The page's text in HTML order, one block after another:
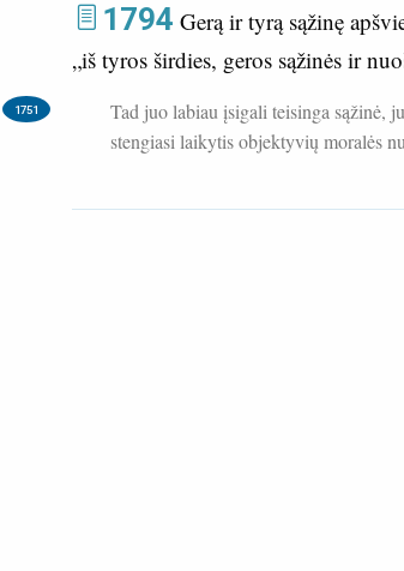
1794 Gerą ir tyrą sąžinę
„iš tyros širdies, geros sąžinės ir
1751
Tad juo labiau įsigali teisinga sąžinė,
stengiasi laikytis objektyvių moralės